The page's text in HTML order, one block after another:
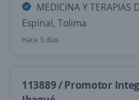
MEDICINA Y TERAPIAS
Espinal, Tolima
Hace 5 días
113889 / Promotor